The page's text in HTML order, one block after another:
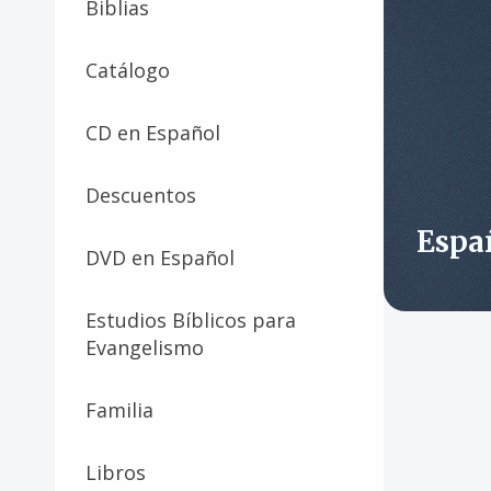
Biblias
Catálogo
CD en Español
Descuentos
DVD en Español
Estudios Bíblicos para
Evangelismo
Familia
Libros